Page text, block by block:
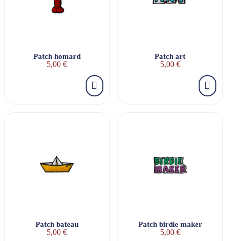
Patch homard
5,00 €
Patch art
5,00 €
Patch bateau
5,00 €
Patch birdie maker
5,00 €